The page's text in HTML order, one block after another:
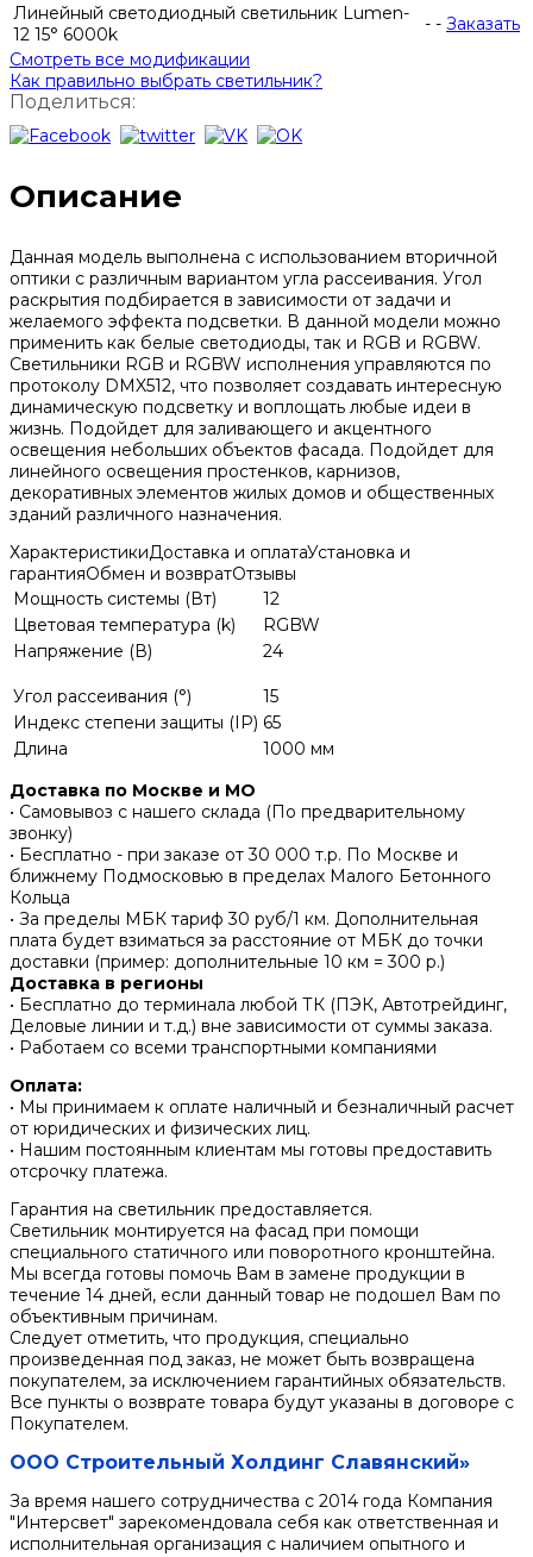
Линейный светодиодный светильник Lumen-
12 15° 6000k
- - Заказать
Смотреть все модификации
Как правильно выбрать светильник?
Поделиться:
Описание
Данная модель выполнена с использованием вторичной
оптики с различным вариантом угла рассеивания. Угол
раскрытия подбирается в зависимости от задачи и
желаемого эффекта подсветки. В данной модели можно
применить как белые светодиоды, так и RGB и RGBW.
Светильники RGB и RGBW исполнения управляются по
протоколу DMX512, что позволяет создавать интересную
динамическую подсветку и воплощать любые идеи в
жизнь. Подойдет для заливающего и акцентного
освещения небольших объектов фасада. Подойдет для
линейного освещения простенков, карнизов,
декоративных элементов жилых домов и общественных
зданий различного назначения.
ХарактеристикиДоставка и оплатаУстановка и
гарантияОбмен и возвратОтзывы
Мощность системы (Вт)
12
Цветовая температура (k)
RGBW
Напряжение (В)
24
Угол рассеивания (°)
15
Индекс степени защиты (IP) 65
Длина
1000 мм
Доставка по Москве и МО
• Самовывоз с нашего склада (По предварительному
звонку)
• Бесплатно - при заказе от 30 000 т.р. По Москве и
ближнему Подмосковью в пределах Малого Бетонного
Кольца
• За пределы МБК тариф 30 руб/1 км. Дополнительная
плата будет взиматься за расстояние от МБК до точки
доставки (пример: дополнительные 10 км = 300 р.)
Доставка в регионы
• Бесплатно до терминала любой ТК (ПЭК, Автотрейдинг,
Деловые линии и т.д.) вне зависимости от суммы заказа.
• Работаем со всеми транспортными компаниями
Оплата:
• Мы принимаем к оплате наличный и безналичный расчет
от юридических и физических лиц.
• Нашим постоянным клиентам мы готовы предоставить
отсрочку платежа.
Гарантия на светильник предоставляется.
Светильник монтируется на фасад при помощи
специального статичного или поворотного кронштейна.
Мы всегда готовы помочь Вам в замене продукции в
течение 14 дней, если данный товар не подошел Вам по
объективным причинам.
Следует отметить, что продукция, специально
произведенная под заказ, не может быть возвращена
покупателем, за исключением гарантийных обязательств.
Все пункты о возврате товара будут указаны в договоре с
Покупателем.
ООО Строительный Холдинг Славянский»
За время нашего сотрудничества с 2014 года Компания
"Интерсвет" зарекомендовала себя как ответственная и
исполнительная организация с наличием опытного и